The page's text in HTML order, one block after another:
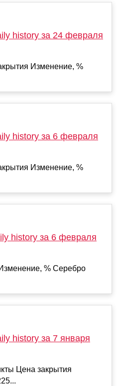
history за 24 февраля
Изменение, %
history за 6 февраля
Изменение, %
history за 6 февраля
% Серебро
history за 7 января
Цена закрытия